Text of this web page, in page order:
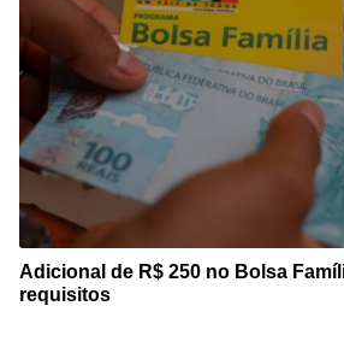
Adicional de R$ 250 no Bolsa
requisitos